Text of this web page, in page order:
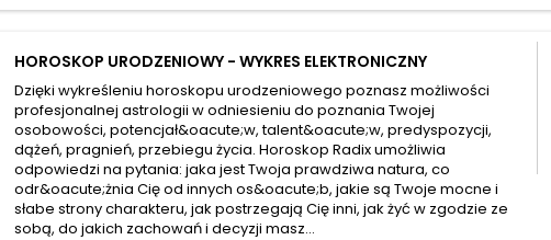
HOROSKOP URODZENIOWY - WYKRES ELEKTRONICZNY
Dzięki wykreśleniu horoskopu urodzeniowego poznasz możliwości
profesjonalnej astrologii w odniesieniu do poznania Twojej
osobowości, potencjał&oacute;w, talent&oacute;w, predyspozycji,
dążeń, pragnień, przebiegu życia. Horoskop Radix umożliwia
odpowiedzi na pytania: jaka jest Twoja prawdziwa natura, co
odr&oacute;żnia Cię od innych os&oacute;b, jakie są Twoje mocne i
słabe strony charakteru, jak postrzegają Cię inni, jak żyć w zgodzie ze
sobą, do jakich zachowań i decyzji masz...